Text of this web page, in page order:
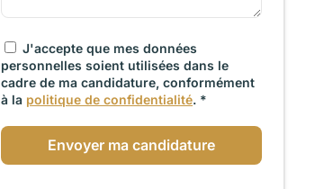
J'accepte que mes données
personnelles soient utilisées dans le
cadre de ma candidature, conformément
à la politique de confidentialité. *
Envoyer ma candidature